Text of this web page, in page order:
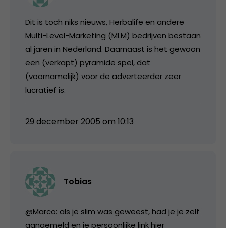
Dit is toch niks nieuws, Herbalife en andere
Multi-Level-Marketing (MLM) bedrijven bestaan
al jaren in Nederland. Daarnaast is het gewoon
een (verkapt) pyramide spel, dat
(voornamelijk) voor de adverteerder zeer
lucratief is.
29 december 2005 om 10:13
Tobias
@Marco: als je slim was geweest, had je je zelf
aangemeld en je persoonlijke link hier